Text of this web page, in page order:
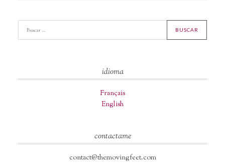
idioma
Français
English
contactame
contact@themovingfeet.com